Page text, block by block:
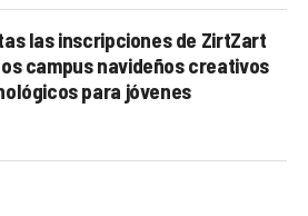
las inscripciones de ZirtZart
campus navideños creativos
para jóvenes